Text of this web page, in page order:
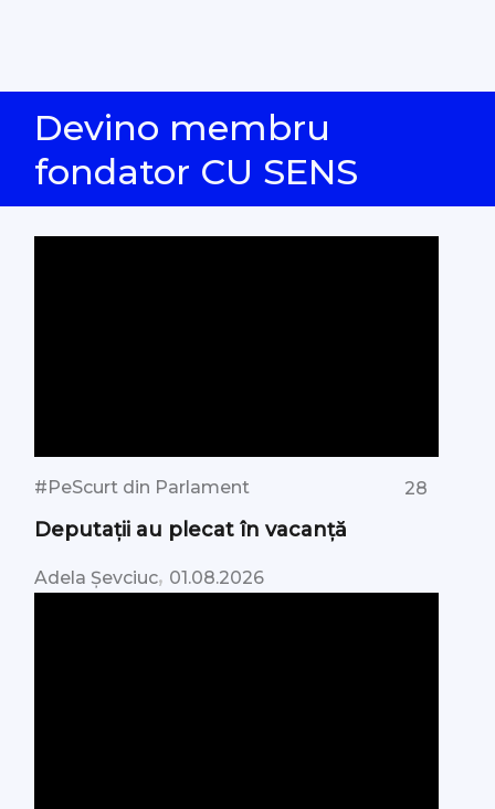
Devino membru
fondator CU SENS
#PeScurt din Parlament 28
Deputații au plecat în vacanță
Adela Șevciuc, 01.08.2026